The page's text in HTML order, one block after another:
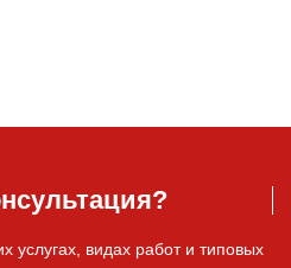
услугах, видах работ и типовых